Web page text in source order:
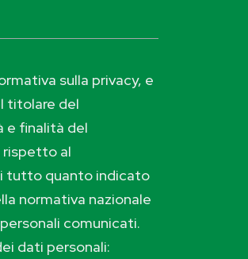
sulla privacy, e
titolare del
e finalità del
al
tutto quanto indicato
normativa nazionale
comunicati.
dati personali: